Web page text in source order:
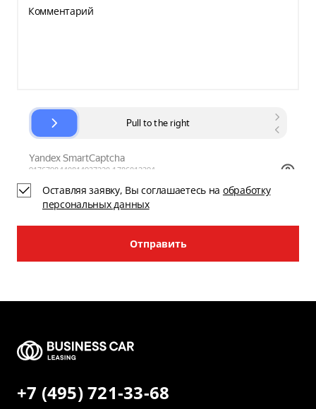
Комментарий
Отправить
Оставляя заявку, Вы соглашаетесь на обработку
персональных данных
+7 (495) 721-33-68